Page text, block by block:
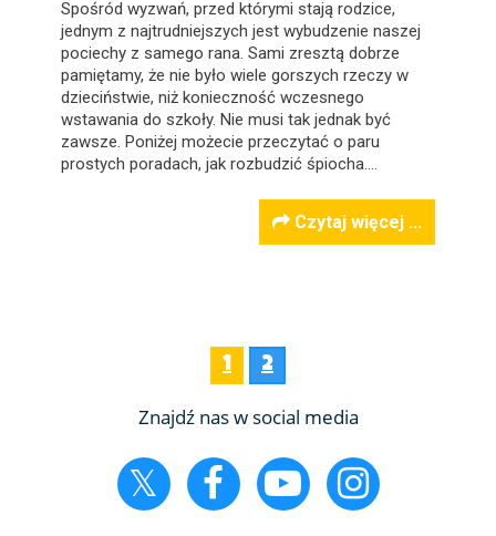
Spośród wyzwań, przed którymi stają rodzice,
jednym z najtrudniejszych jest wybudzenie naszej
pociechy z samego rana. Sami zresztą dobrze
pamiętamy, że nie było wiele gorszych rzeczy w
dzieciństwie, niż konieczność wczesnego
wstawania do szkoły. Nie musi tak jednak być
zawsze. Poniżej możecie przeczytać o paru
prostych poradach, jak rozbudzić śpiocha.…
Czytaj więcej ...
1 2
Znajdź nas w social media